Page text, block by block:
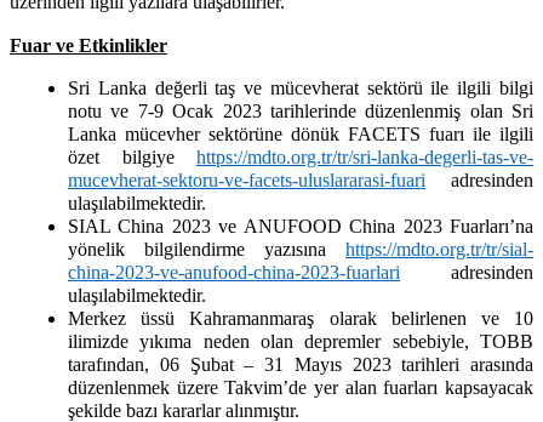
Fuar ve Etkinlikler
Sri Lanka değerli taş ve mücevherat sektörü ile ilgili bilgi
notu ve 7-9 Ocak 2023 tarihlerinde düzenlenmiş olan Sri
Lanka mücevher sektörüne dönük FACETS fuarı ile ilgili
özet bilgiye https://mdto.org.tr/tr/sri-lanka-degerli-tas-ve-
mucevherat-sektoru-ve-facets-uluslararasi-fuari adresinden
ulaşılabilmektedir.
SIAL China 2023 ve ANUFOOD China 2023 Fuarları’na
yönelik bilgilendirme yazısına https://mdto.org.tr/tr/sial-
china-2023-ve-anufood-china-2023-fuarlari adresinden
ulaşılabilmektedir.
Merkez üssü Kahramanmaraş olarak belirlenen ve 10
ilimizde yıkıma neden olan depremler sebebiyle, TOBB
tarafından, 06 Şubat – 31 Mayıs 2023 tarihleri arasında
düzenlenmek üzere Takvim’de yer alan fuarları kapsayacak
şekilde bazı kararlar alınmıştır.